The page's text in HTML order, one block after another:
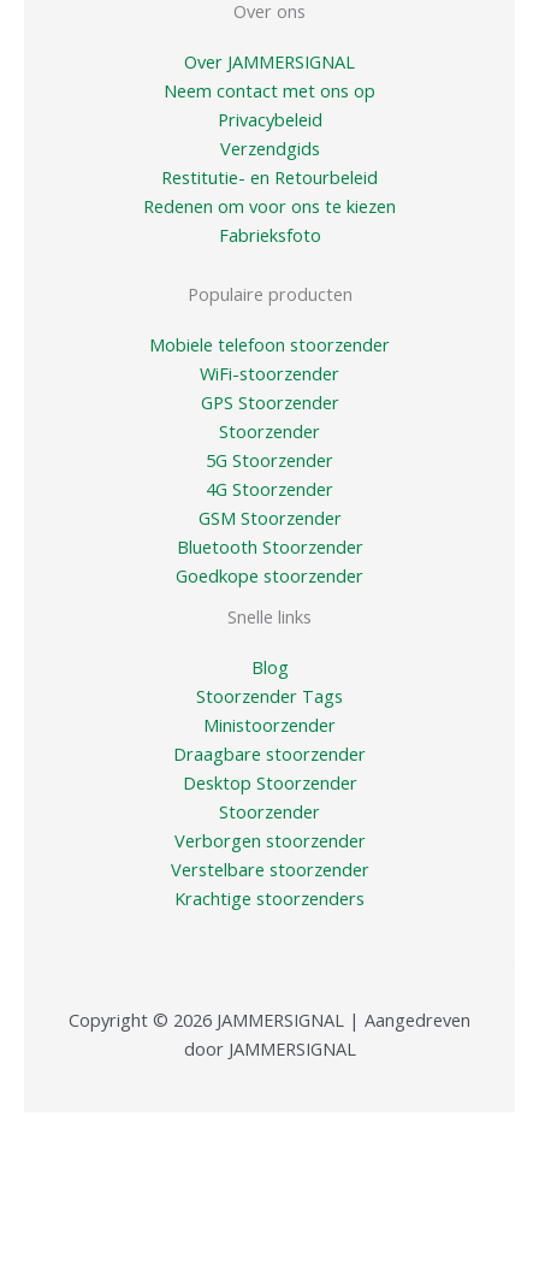
Over ons
Over JAMMERSIGNAL
Neem contact met ons op
Privacybeleid
Verzendgids
Restitutie- en Retourbeleid
Redenen om voor ons te kiezen
Fabrieksfoto
Populaire producten
Mobiele telefoon stoorzender
WiFi-stoorzender
GPS Stoorzender
Stoorzender
5G Stoorzender
4G Stoorzender
GSM Stoorzender
Bluetooth Stoorzender
Goedkope stoorzender
Snelle links
Blog
Stoorzender Tags
Ministoorzender
Draagbare stoorzender
Desktop Stoorzender
Stoorzender
Verborgen stoorzender
Verstelbare stoorzender
Krachtige stoorzenders
Copyright © 2026 JAMMERSIGNAL | Aangedreven
door JAMMERSIGNAL